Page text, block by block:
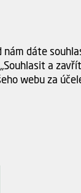
Skladem (2 ks)
ihned k odběru
dáte
a
webu za